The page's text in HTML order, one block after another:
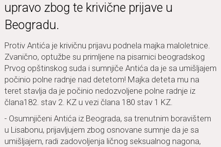
upravo zbog te krivične prijave u
Beogradu.
Protiv Antića je krivičnu prijavu podnela majka maloletnice.
Zvanično, optužbe su primljene na pisarnici beogradskog
Prvog opštinskog suda i sumnjiče Antića da je sa umišljajem
počinio polne radnje nad detetom! Majka deteta mu na
teret stavlja da je počinio nedozvoljene polne radnje iz
člana182. stav 2. KZ u vezi člana 180 stav 1 KZ.
- Osumnjičeni Antića iz Beograda, sa trenutnim boravištem
u Lisabonu, prijavljujem zbog osnovane sumnje da je sa
umišljajem, radi zadovoljenja ličnog seksualnog nagona,